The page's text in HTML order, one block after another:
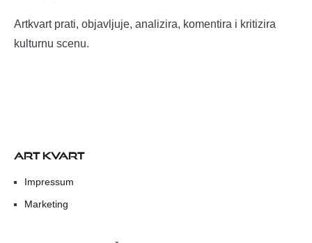
Artkvart prati, objavljuje, analizira, komentira i kritizira
kulturnu scenu.
ART KVART
Impressum
Marketing